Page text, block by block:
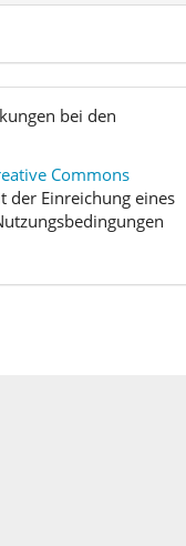
bei den
Commons
der Einreichung eines